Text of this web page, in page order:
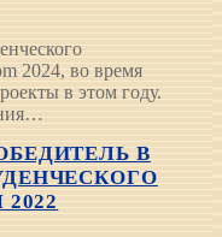
2024, во время
в этом году.
В